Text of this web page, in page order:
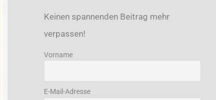
a
h
Keinen spannenden Beitrag mehr
verpassen!
Vorname
E-Mail-Adresse